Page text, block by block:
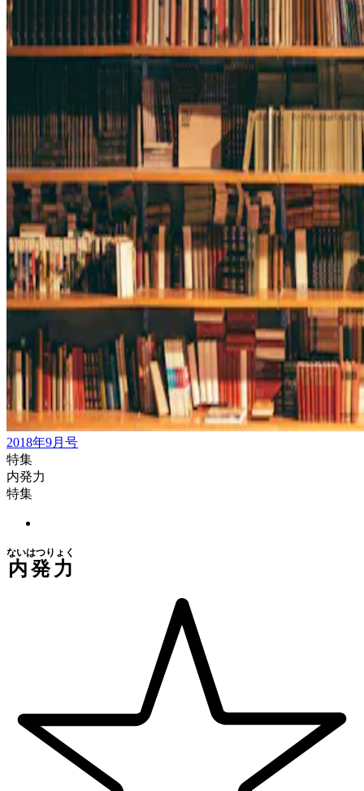
2018年9月号
特集
内発力
特集
内発力
ないはつりょく